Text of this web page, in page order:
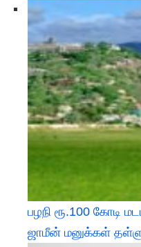
பழநி ரூ.100 கோடி
ஜாமீன் மனுக்கள்